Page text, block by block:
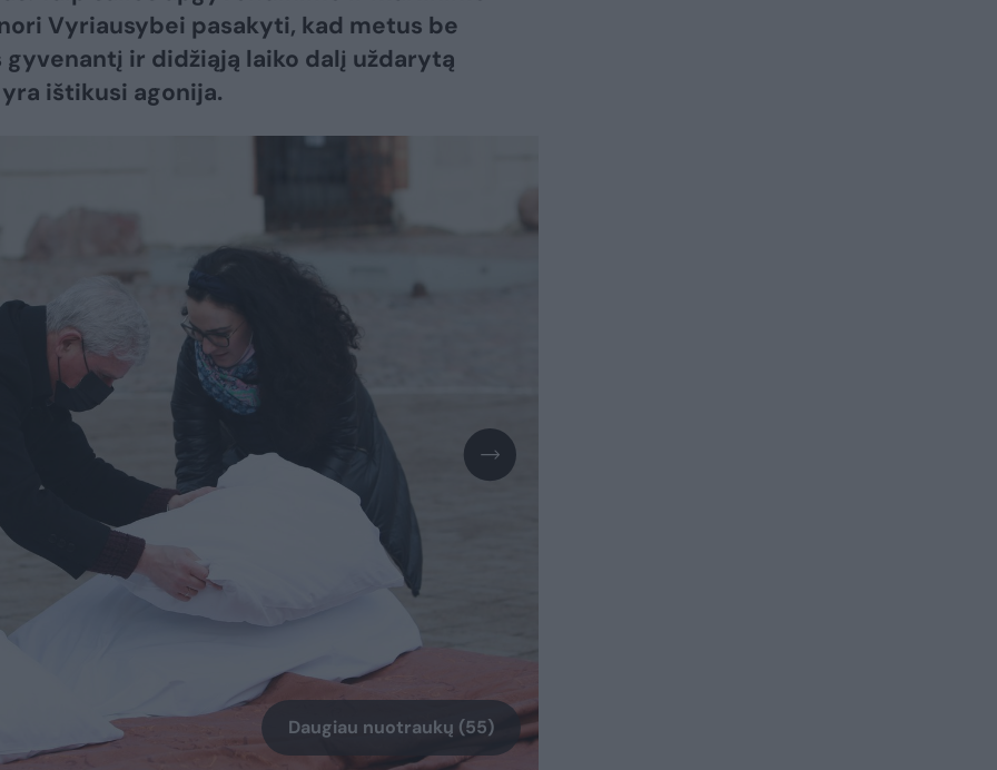
Vyriausybei pasakyti, kad metus be
gyvenantį ir didžiąją laiko dalį uždarytą
ištikusi agonija.
Daugiau nuotraukų (55)